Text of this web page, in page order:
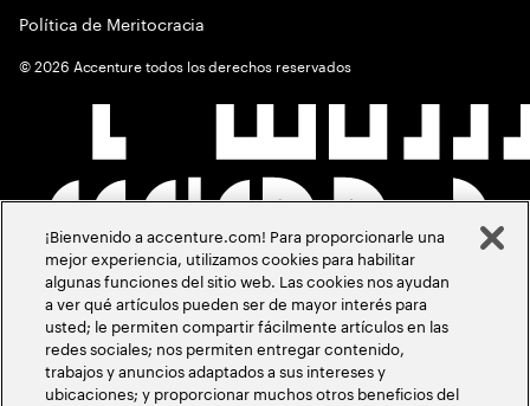
Política de Meritocracia
©2026 Accenture todos los derechos reservados
¡Bienvenido a accenture.com! Para proporcionarle una
mejor experiencia, utilizamos cookies para habilitar
algunas funciones del sitio web. Las cookies nos ayudan
a ver qué artículos pueden ser de mayor interés para
usted; le permiten compartir fácilmente artículos en las
redes sociales; nos permiten entregar contenido,
trabajos y anuncios adaptados a sus intereses y
ubicaciones; y proporcionar muchos otros beneficios del